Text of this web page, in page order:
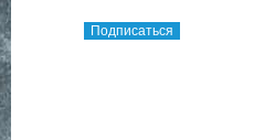
Подписаться